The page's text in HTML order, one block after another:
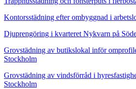
Kontorsstädning efter ombyggnad i
Djuprengöring i kvarteret Nykvarn på
Grovstädning av butikslokal inför
Stockholm
Grovstädning av vindsförråd i
Stockholm